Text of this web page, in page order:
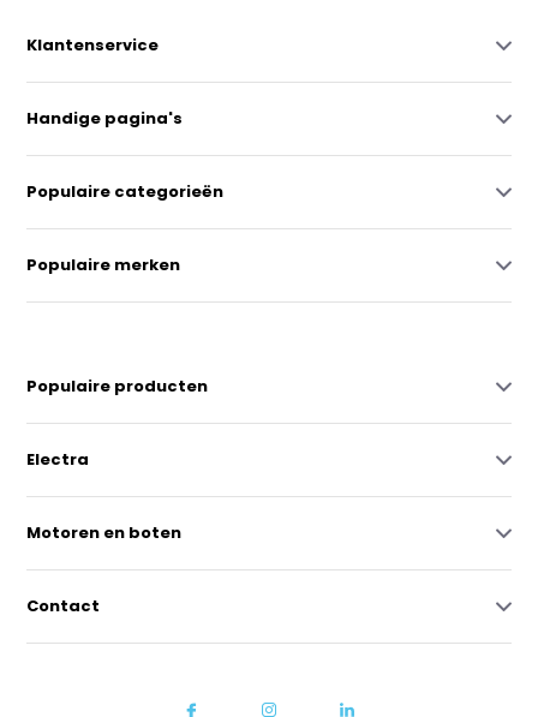
Klantenservice
Handige pagina's
Populaire categorieën
Populaire merken
Populaire producten
Electra
Motoren en boten
Contact